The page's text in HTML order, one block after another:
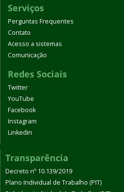
Serviços
Perguntas Frequentes
Contato
Acesso a sistemas
Comunicação
Redes Sociais
Twitter
YouTube
Facebook
Instagram
Linkedin
Transparência
Decreto nº 10.139/2019
Plano Individual de Trabalho (PIT)